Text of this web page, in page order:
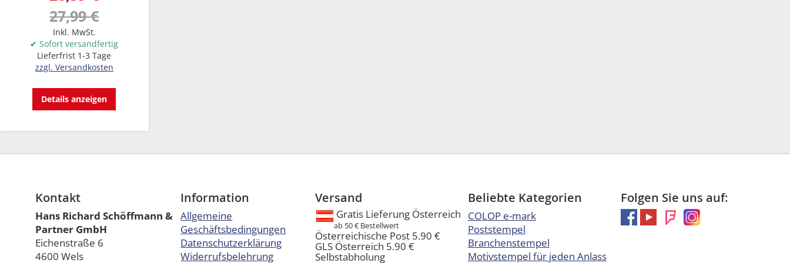
27,99 €
Inkl. MwSt.
✔ Sofort versandfertig
Lieferfrist 1-3 Tage
zzgl. Versandkosten
Details anzeigen
Kontakt
Hans Richard Schöffmann &
Partner GmbH
Eichenstraße 6
4600 Wels
Information
Allgemeine
Geschäftsbedingungen
Datenschutzerklärung
Widerrufsbelehrung
Versand
Gratis Lieferung Österreich
ab 50 € Bestellwert
Österreichische Post 5.90 €
GLS Österreich 5.90 €
Selbstabholung
Beliebte Kategorien
COLOP e-mark
Poststempel
Branchenstempel
Motivstempel für jeden Anlass
Folgen Sie uns auf: